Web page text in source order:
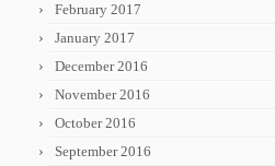
February 2017
January 2017
December 2016
November 2016
October 2016
September 2016